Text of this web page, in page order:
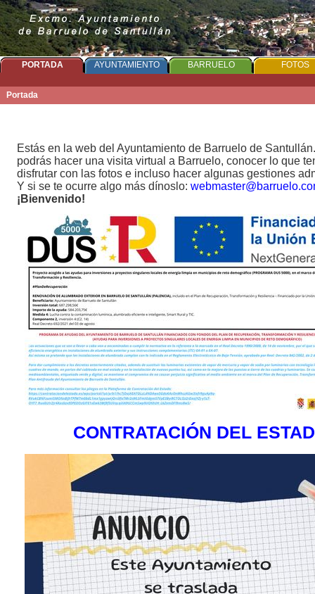
PORTADA AYUNTAMIENTO BARRUELO FOTOS
Portada
Estás en la web del Ayuntamiento de Barruelo de
podrás hacer una visita virtual a Barruelo, conocer lo que
disfrutar con las fotos e incluso hacer algunas gestiones
Y si se te ocurre algo más dínoslo:
¡Bienvenido!
CONTRATACIÓN DEL